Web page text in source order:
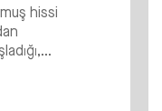
hissi